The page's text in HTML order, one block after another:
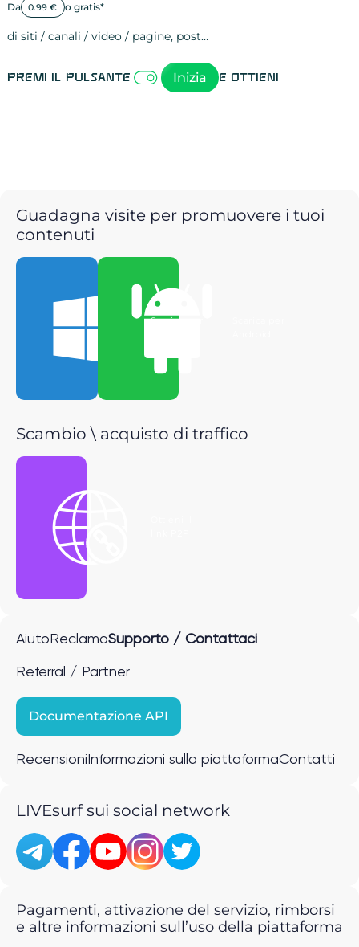
Da 0.99 € o gratis*
di siti / canali / video / pagine, post…
Premi il pulsante Inizia e ottieni
Guadagna visite per promuovere i tuoi
contenuti
Scarica per
Scambio \ acquisto di traffico
Aiuto ReclamoSupporto / Contattaci
Referral / Partner
Documentazione API
Recensioni Informazioni sulla piattaformaContatti
LIVEsurf sui social network
Pagamenti, attivazione del servizio, rimborsi
e altre informazioni sull’uso della piattaforma